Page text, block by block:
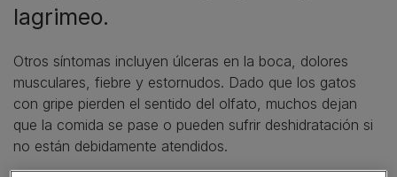
lagrimeo.
Otros síntomas incluyen úlceras en la boca, dolores
musculares, fiebre y estornudos. Dado que los gatos
con gripe pierden el sentido del olfato, muchos dejan
que la comida se pase o pueden sufrir deshidratación si
no están debidamente atendidos.